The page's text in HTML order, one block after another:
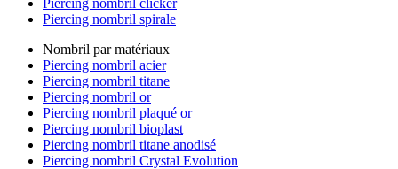
Piercing nombril clicker
Piercing nombril spirale
Nombril par matériaux
Piercing nombril acier
Piercing nombril titane
Piercing nombril or
Piercing nombril plaqué or
Piercing nombril bioplast
Piercing nombril titane anodisé
Piercing nombril Crystal Evolution